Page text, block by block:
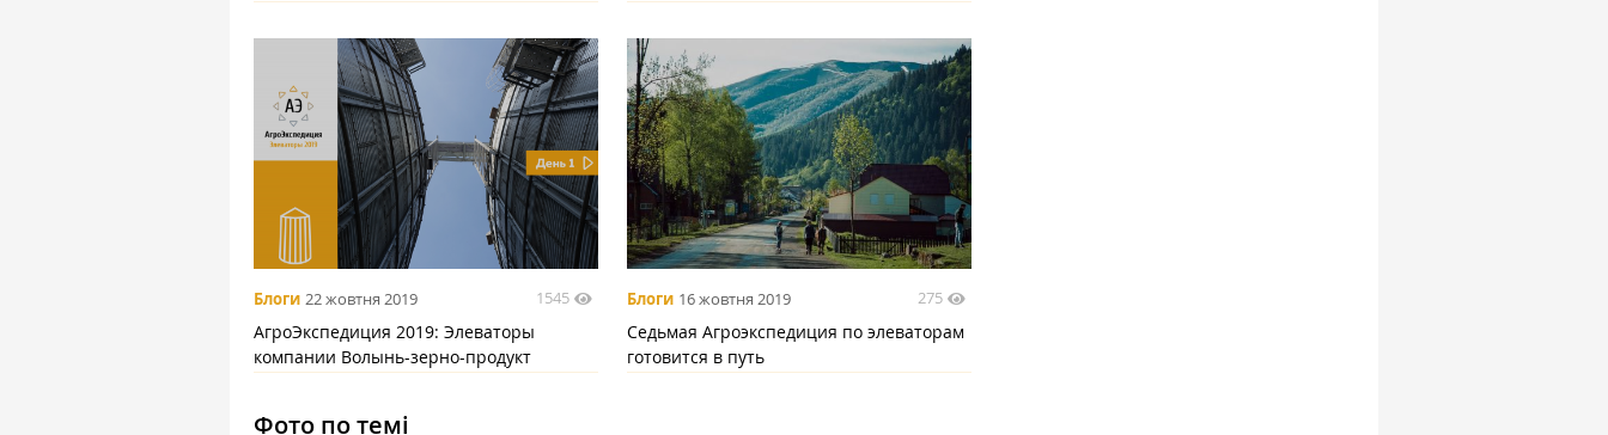
Блоги 22 жовтня 2019 1545
АгроЭкспедиция 2019: Элеваторы
компании Волынь-зерно-продукт
Блоги 16 жовтня 2019 275
Седьмая Агроэкспедиция по элеваторам
готовится в путь
Фото по темі